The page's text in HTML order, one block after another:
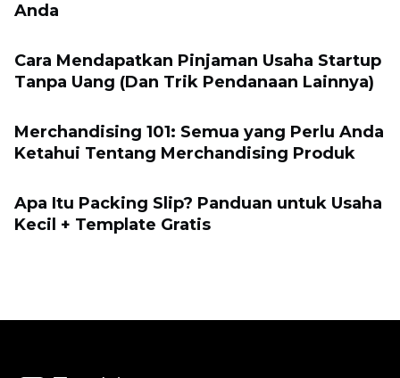
Anda
Cara Mendapatkan Pinjaman Usaha Startup
Tanpa Uang (Dan Trik Pendanaan Lainnya)
Merchandising 101: Semua yang Perlu Anda
Ketahui Tentang Merchandising Produk
Apa Itu Packing Slip? Panduan untuk Usaha
Kecil + Template Gratis